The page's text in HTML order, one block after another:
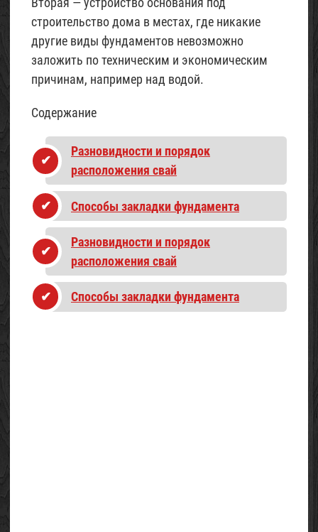
строительство дома в местах, где никакие
другие виды фундаментов невозможно
заложить по техническим и экономическим
причинам, например над водой.
Содержание
Разновидности и порядок
расположения свай
Способы закладки фундамента
Разновидности и порядок
расположения свай
Способы закладки фундамента